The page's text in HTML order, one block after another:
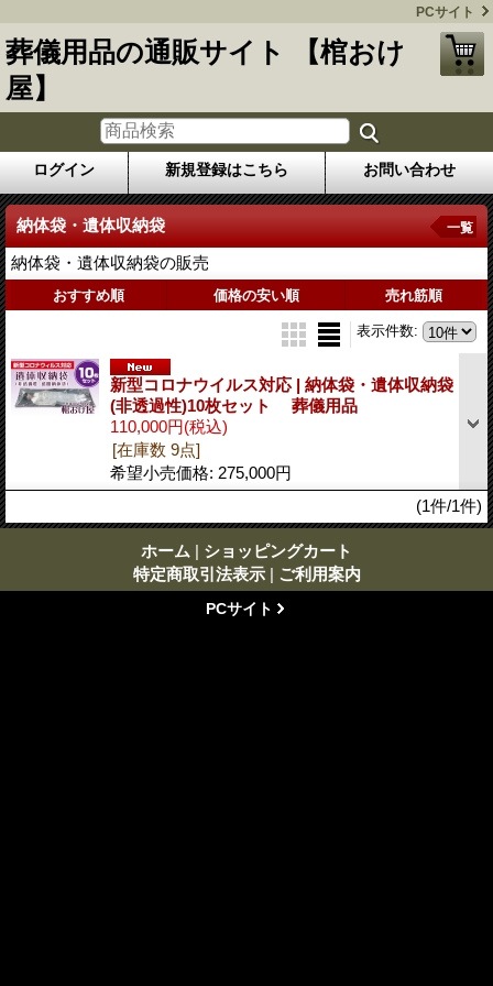
PCサイト
葬儀用品の通販サイト 【棺おけ
屋】
ログイン 新規登録はこちら お問い合わせ
納体袋・遺体収納袋
納体袋・遺体収納袋の販売
一覧
おすすめ順 価格の安い順 売れ筋順
表示件数:
新型コロナウイルス対応 | 納体袋・遺体収納袋
(非透過性)10枚セット 葬儀用品
110,000円(税込)
[在庫数 9点]
希望小売価格: 275,000円
(1件/1件)
ホーム | ショッピングカート
特定商取引法表示 | ご利用案内
PCサイト